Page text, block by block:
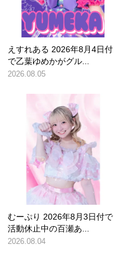
えすれある 2026年8月4日付
で乙葉ゆめかがグル...
2026.08.05
むーぷり 2026年8月3日付で
活動休止中の百瀬あ...
2026.08.04